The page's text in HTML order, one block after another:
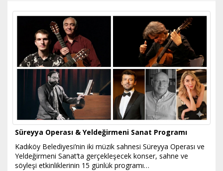
Süreyya Operası & Yeldeğirmeni Sanat Programı
Kadıköy Belediyesi’nin iki müzik sahnesi Süreyya Operası ve
Yeldeğirmeni Sanat’ta gerçekleşecek konser, sahne ve
söyleşi etkinliklerinin 15 günlük programı…